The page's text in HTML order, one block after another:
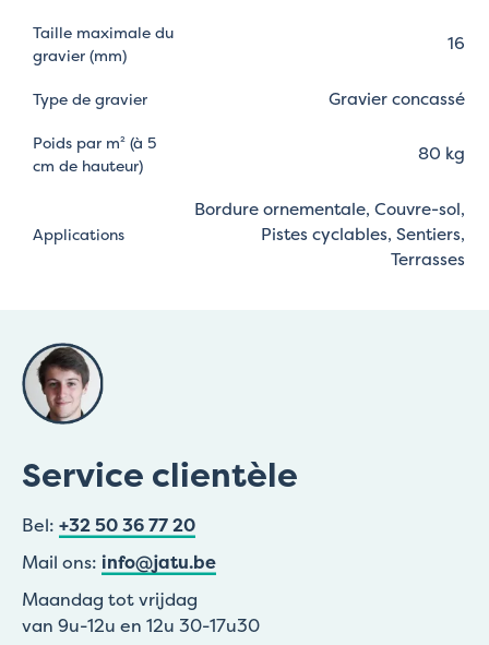
Taille maximale du
gravier (mm)
16
Type de gravier Gravier concassé
Poids par m² (à 5
cm de hauteur)
80 kg
Applications
Bordure ornementale, Couvre-sol,
Pistes cyclables, Sentiers,
Terrasses
Service clientèle
Bel: +32 50 36 77 20
Mail ons: info@jatu.be
Maandag tot vrijdag
van 9u-12u en 12u 30-17u30